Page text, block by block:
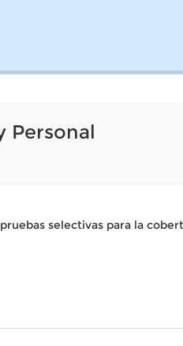
Personal
selectivas para la